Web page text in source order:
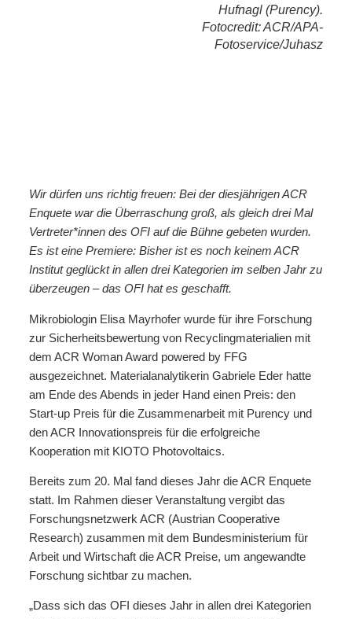
Hufnagl (Purency).
Fotocredit: ACR/APA-
Fotoservice/Juhasz
Wir dürfen uns richtig freuen: Bei der diesjährigen ACR
Enquete war die Überraschung groß, als gleich drei Mal
Vertreter*innen des OFI auf die Bühne gebeten wurden.
Es ist eine Premiere: Bisher ist es noch keinem ACR
Institut geglückt in allen drei Kategorien im selben Jahr zu
überzeugen – das OFI hat es geschafft.
Mikrobiologin Elisa Mayrhofer wurde für ihre Forschung
zur Sicherheitsbewertung von Recyclingmaterialien mit
dem ACR Woman Award powered by FFG
ausgezeichnet. Materialanalytikerin Gabriele Eder hatte
am Ende des Abends in jeder Hand einen Preis: den
Start-up Preis für die Zusammenarbeit mit Purency und
den ACR Innovationspreis für die erfolgreiche
Kooperation mit KIOTO Photovoltaics.
Bereits zum 20. Mal fand dieses Jahr die ACR Enquete
statt. Im Rahmen dieser Veranstaltung vergibt das
Forschungsnetzwerk ACR (Austrian Cooperative
Research) zusammen mit dem Bundesministerium für
Arbeit und Wirtschaft die ACR Preise, um angewandte
Forschung sichtbar zu machen.
„Dass sich das OFI dieses Jahr in allen drei Kategorien